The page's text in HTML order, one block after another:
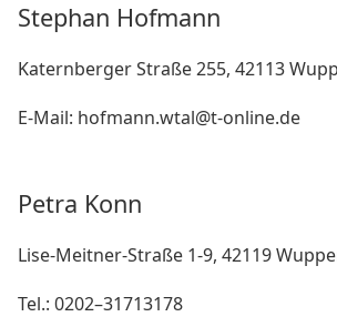
Stephan Hofmann
Katernberger Straße 255, 42113
E-Mail: hofmann.wtal@t-online.de
Petra Konn
Lise-Meitner-Straße 1-9, 42119
Tel.: 0202–31713178